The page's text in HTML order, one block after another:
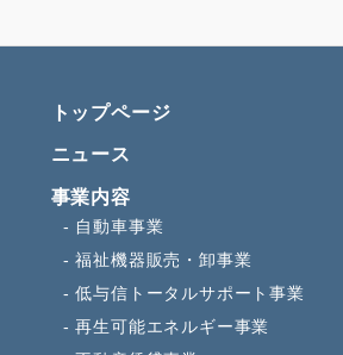
トップページ
ニュース
事業内容
自動車事業
福祉機器販売・卸事業
低与信トータルサポート事業
再生可能エネルギー事業